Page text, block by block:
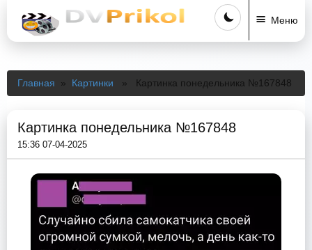
Меню
Главная » Картинки » Картинка понедельника №167848
Картинка понедельника №167848
15:36 07-04-2025